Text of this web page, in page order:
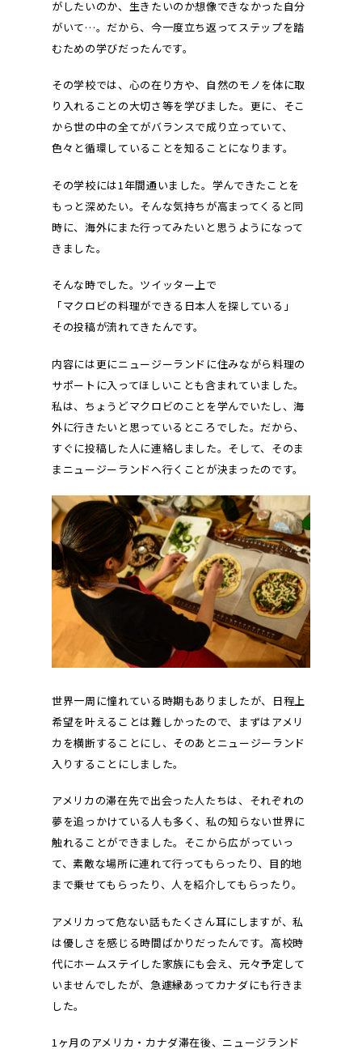
がしたいのか、生きたいのか想像できなかった自分
がいて…。だから、今一度立ち返ってステップを踏
むための学びだったんです。
その学校では、心の在り方や、自然のモノを体に取
り入れることの大切さ等を学びました。更に、そこ
から世の中の全てがバランスで成り立っていて、
色々と循環していることを知ることになります。
その学校には1年間通いました。学んできたことを
もっと深めたい。そんな気持ちが高まってくると同
時に、海外にまた行ってみたいと思うようになって
きました。
そんな時でした。ツイッター上で
「マクロビの料理ができる日本人を探している」
その投稿が流れてきたんです。
内容には更にニュージーランドに住みながら料理の
サポートに入ってほしいことも含まれていました。
私は、ちょうどマクロビのことを学んでいたし、海
外に行きたいと思っているところでした。だから、
すぐに投稿した人に連絡しました。そして、そのま
まニュージーランドへ行くことが決まったのです。
世界一周に憧れている時期もありましたが、日程上
希望を叶えることは難しかったので、まずはアメリ
カを横断することにし、そのあとニュージーランド
入りすることにしました。
アメリカの滞在先で出会った人たちは、それぞれの
夢を追っかけている人も多く、私の知らない世界に
触れることができました。そこから広がっていっ
て、素敵な場所に連れて行ってもらったり、目的地
まで乗せてもらったり、人を紹介してもらったり。
アメリカって危ない話もたくさん耳にしますが、私
は優しさを感じる時間ばかりだったんです。高校時
代にホームステイした家族にも会え、元々予定して
いませんでしたが、急遽縁あってカナダにも行きま
した。
1ヶ月のアメリカ・カナダ滞在後、ニュージランド